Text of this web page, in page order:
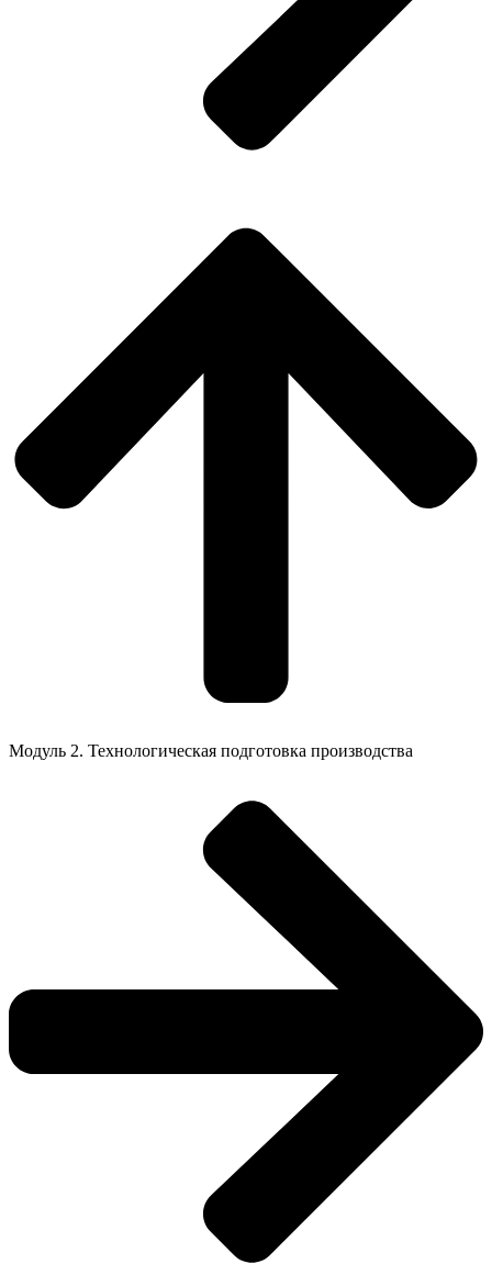
Модуль 2. Технологическая подготовка производства